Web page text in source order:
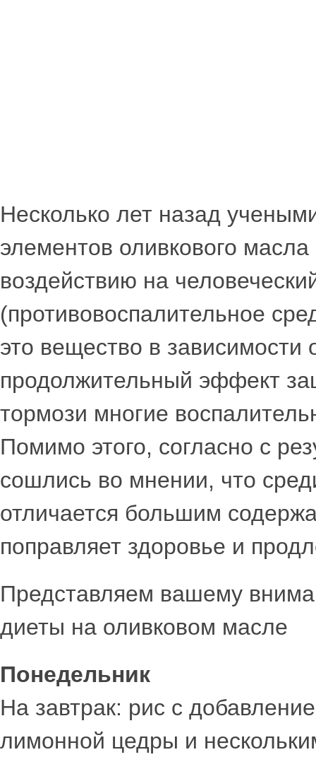
Несколько лет назад
элементов оливкового
воздействию на
(противовоспалительное
это вещество в зависимости
продолжительный эффект
тормози многие
Помимо этого, согласно с
сошлись во мнении, что
отличается большим
поправляет здоровье и
Представляем вашему
диеты на оливковом масле
Понедельник
На завтрак: рис с
лимонной цедры и